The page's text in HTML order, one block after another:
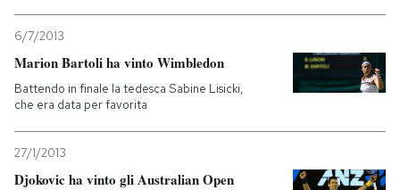
6/7/2013
Marion Bartoli ha vinto Wimbledon
Battendo in finale la tedesca Sabine Lisicki,
che era data per favorita
27/1/2013
Djokovic ha vinto gli Australian Open